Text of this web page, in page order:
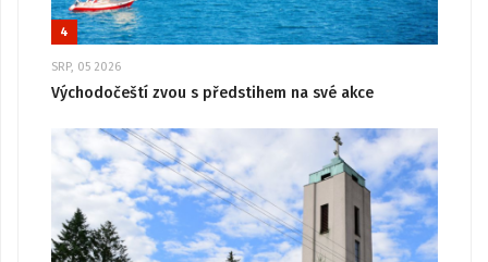
4
SRP, 05 2026
Východočeští zvou s předstihem na své akce